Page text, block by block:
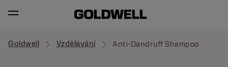
Goldwell Vzdělávání Anti-Dandruff Shampoo